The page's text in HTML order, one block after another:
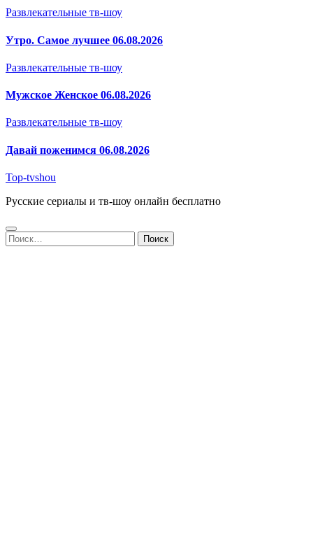
Развлекательные тв-шоу
Утро. Самое лучшее 06.08.2026
Развлекательные тв-шоу
Мужское Женское 06.08.2026
Развлекательные тв-шоу
Давай поженимся 06.08.2026
Top-tvshou
Русские сериалы и тв-шоу онлайн бесплатно
Найти: